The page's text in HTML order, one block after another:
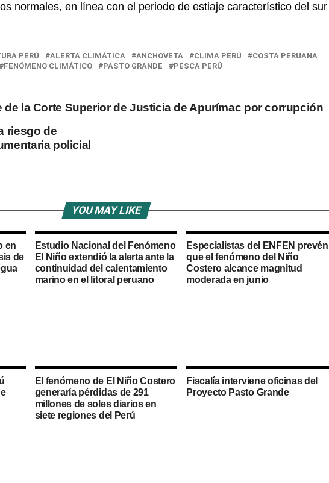
normales, en línea con el periodo de estiaje característico del sur
PERÚ ALERTA CLIMÁTICA ANCHOVETA CLIMA PERÚ
COSTA PERUANA
FENÓMENO CLIMÁTICO PASTO GRANDE PESCA PERÚ
de la Corte Superior de Justicia de Apurímac por corrupción
riesgo de
policial
YOU MAY LIKE
en
de
Estudio Nacional del Fenómeno
El Niño extendió la alerta ante la
continuidad del calentamiento
marino en el litoral peruano
Especialistas del ENFEN prevén
que el fenómeno del Niño
Costero alcance magnitud
moderada en junio
El fenómeno de El Niño Costero
generaría pérdidas de 291
millones de soles diarios en
siete regiones del Perú
Fiscalía interviene oficinas del
Proyecto Pasto Grande